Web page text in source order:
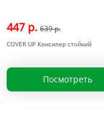
447 р. 639 р.
COVER UP Консилер стойкий
Посмотреть